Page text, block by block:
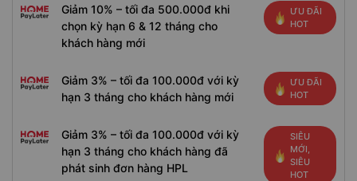
Giảm 10% – tối đa 500.000đ khi
chọn kỳ hạn 6 & 12 tháng cho
khách hàng mới
ƯU ĐÃI
HOT
Giảm 3% – tối đa 100.000đ với kỳ
hạn 3 tháng cho khách hàng mới
ƯU ĐÃI
HOT
Giảm 3% – tối đa 100.000đ với kỳ
hạn 3 tháng cho khách hàng đã
phát sinh đơn hàng HPL
SIÊU
MỚI,
SIÊU
HOT